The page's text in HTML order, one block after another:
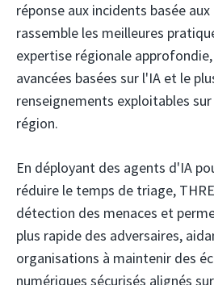
réponse aux incidents basée
rassemble les meilleures
expertise régionale
avancées basées sur l'IA et le
renseignements exploitables
région.
En déployant des agents d'IA
réduire le temps de triage,
détection des menaces et
plus rapide des adversaires,
organisations à maintenir des
numériques sécurisés alignés